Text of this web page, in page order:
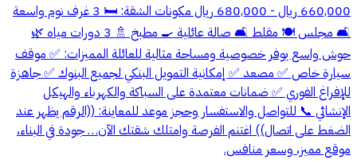
660,000 ريال - 680,000 ريال مكونات الشقة: 🛏️ 3 غرف نوم واسعة
🛋️ مجلس 🍽️ مقلط 🛋️ صالة عائلية 🍳 مطبخ 🚿 3 دورات مياه 🌿
حوش واسع يوفر خصوصية ومساحة مثالية للعائلة المميزات: ✅ موقف
سيارة خاص ✅ مصعد ✅ إمكانية التمويل البنكي لجميع البنوك ✅ جاهزة
للإفراغ الفوري ✅ ضمانات معتمدة على السباكة والكهرباء والهيكل
الإنشائي 📞 للتواصل والاستفسار وحجز موعد للمعاينة: ((الرقم يظهر عند
الضغط على اتصال)) اغتنم الفرصة وامتلك شقتك الآن… جودة في البناء،
موقع مميز، وسعر منافس.